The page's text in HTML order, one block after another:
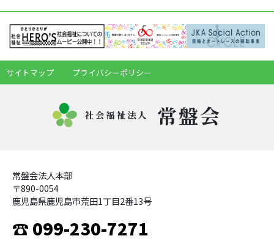
サイトマップ プライバシーポリシー
社会福祉法人 常盤会
常盤会法人本部
〒890-0054
鹿児島県鹿児島市荒田1丁目2番13号
☎ 099-230-7271